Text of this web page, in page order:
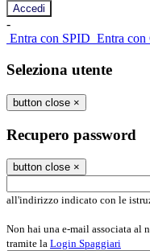
-
Entra con SPID Entra con
Seleziona utente
button close ×
Recupero password
button close ×
all'indirizzo indicato con le
Non hai una e-mail associata al
tramite la Login Spaggiari